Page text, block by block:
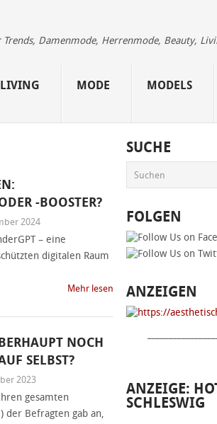
Damenmode, Herrenmode, Beauty,
LIVING MODE MODELS
-BOOSTER?
2024
– eine
digitalen Raum
Mehr lesen
NOCH
SELBST?
2023
gesamten
der Befragten gab an,
SUCHE
FOLGEN
ANZEIGEN
ANZEIGE:
SCHLESWIG